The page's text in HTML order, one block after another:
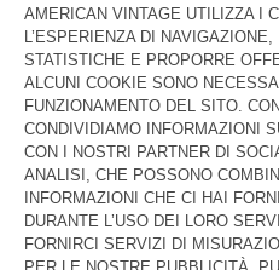
€ 145
PANTALONI DONNA RENBAY
€ 115
JOGGING BALLOON DONNA
LYCAZ
€ 130